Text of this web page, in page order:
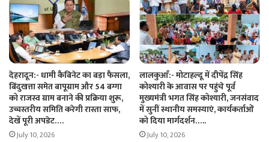
देहरादून:- धामी कैबिनेट का बड़ा फैसला,
बिंदुखत्ता समेत बापूग्राम और 54 बग्गा
को राजस्व ग्राम बनाने की प्रक्रिया शुरू,
उच्चस्तरीय समिति करेगी रास्ता साफ,
देखें पूरी अपडेट….
July 10, 2026
लालकुआँ:- मोटाहल्दू में दीपेंद्र सिंह
कोश्यारी के आवास पर पहुंचे पूर्व
मुख्यमंत्री भगत सिंह कोश्यारी, जनसंवाद
में सुनीं स्थानीय समस्याएं, कार्यकर्ताओं
को दिया मार्गदर्शन…..
July 10, 2026